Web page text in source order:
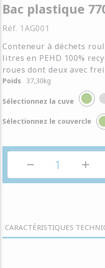
Bac plastique
Réf. 1AG001
Conteneur à déchets
litres en PEHD 100%
roues dont deux avec
Poids 37,30kg
Sélectionnez la cuve
Sélectionnez le couvercle
remove add
CARACTÉRISTIQUES